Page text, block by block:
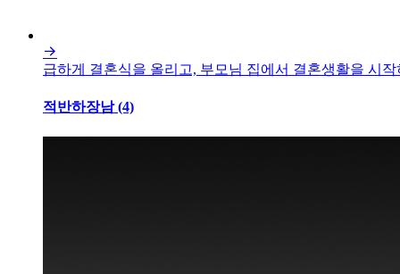

급하게 결혼식을 올리고, 부모님 집에서 결혼생활을 시
적반하장남 (4)